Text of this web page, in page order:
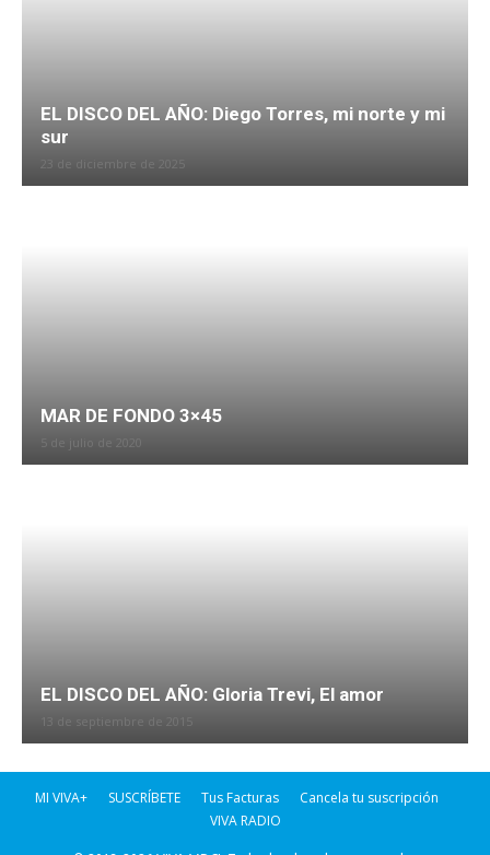
EL DISCO DEL AÑO: Diego Torres, mi norte y mi
sur
23 de diciembre de 2025
MAR DE FONDO 3×45
EL DISCO DEL AÑO: Gloria Trevi, El amor
13 de septiembre de 2015
MI VIVA+ SUSCRÍBETE Tus Facturas
Cancela tu suscripción
VIVA RADIO